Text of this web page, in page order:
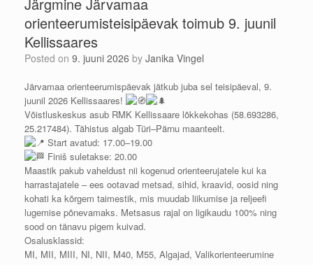
orienteerumisteisipäevak toimub 9. juunil
Kellissaares
Posted on 9. juuni 2026 by Janika Vingel
Järvamaa orienteerumispäevak jätkub juba sel teisipäeval, 9.
juunil 2026 Kellissaares!
Võistluskeskus asub RMK Kellissaare lõkkekohas (58.693286,
25.217484). Tähistus algab Türi–Pärnu maanteelt.
Start avatud: 17.00–19.00
Finiš suletakse: 20.00
Maastik pakub vaheldust nii kogenud orienteerujatele kui ka
harrastajatele – ees ootavad metsad, sihid, kraavid, oosid ning
kohati ka kõrgem taimestik, mis muudab liikumise ja reljeefi
lugemise põnevamaks. Metsasus rajal on ligikaudu 100% ning
sood on tänavu pigem kuivad.
Osalusklassid:
MI, MII, MIII, NI, NII, M40, M55, Algajad, Valikorienteerumine